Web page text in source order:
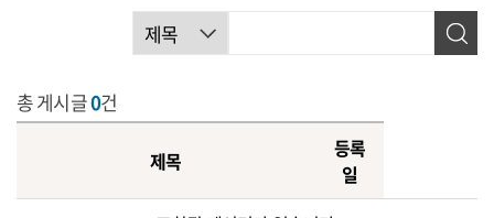
총 게시글0건
제목
등록
일